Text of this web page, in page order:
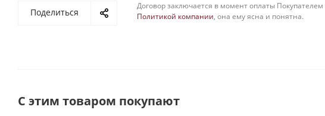
Поделиться
Договор заключается в момент оплаты
Политикой компании, она ему ясна и понятна.
С этим товаром покупают